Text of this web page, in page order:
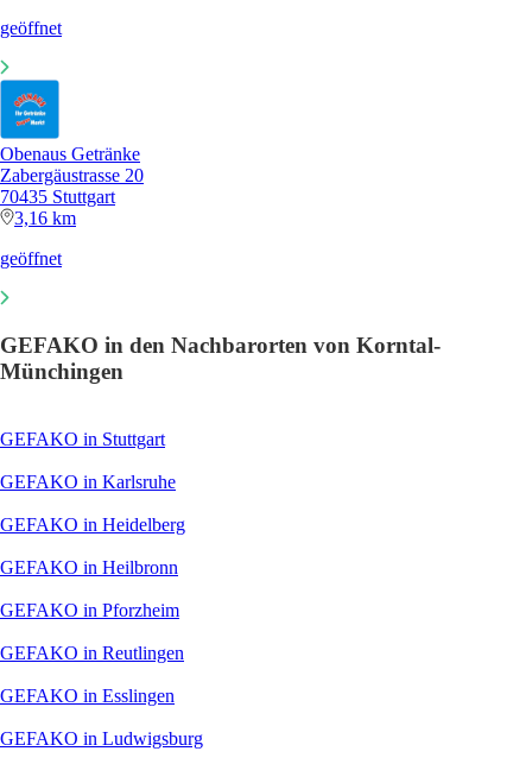
geöffnet
Obenaus Getränke
Zabergäustrasse 20
70435 Stuttgart
3,16 km
geöffnet
GEFAKO in den Nachbarorten von Korntal-
Münchingen
GEFAKO in Stuttgart
GEFAKO in Karlsruhe
GEFAKO in Heidelberg
GEFAKO in Heilbronn
GEFAKO in Pforzheim
GEFAKO in Reutlingen
GEFAKO in Esslingen
GEFAKO in Ludwigsburg